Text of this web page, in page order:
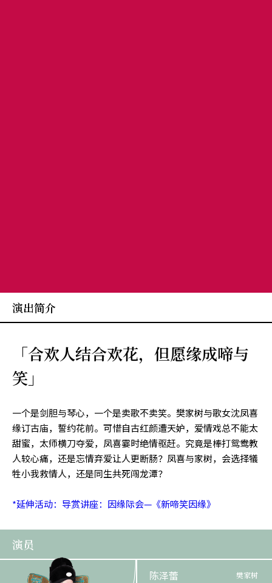
演出简介
「合欢人结合欢花，但愿缘成啼与
笑」
一个是剑胆与琴心，一个是卖歌不卖笑。樊家树与歌女沈凤喜
缘订古庙，誓约花前。可惜自古红颜遭天妒，爱情戏总不能太
甜蜜，太师横刀夺爱，凤喜霎时绝情驱赶。究竟是棒打鸳鸯教
人较心痛，还是忘情弃爱让人更断肠？凤喜与家树，会选择犠
牲小我救情人，还是同生共死闯龙潭？
*延伸活动：导赏讲座：因缘际会—《新啼笑因缘》
演员
陈泽蕾 樊家树